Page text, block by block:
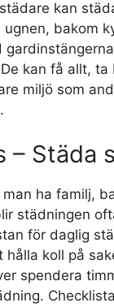
kan
ugnen, bakom
kan få allt,
miljö som
– Städa
ha familj,
städningen
för daglig
hålla koll på
spendera